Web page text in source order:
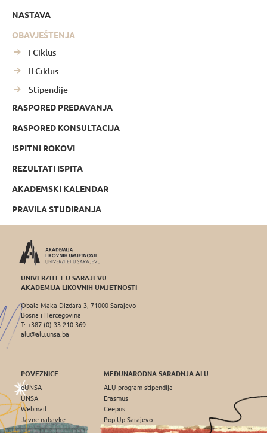
NASTAVA
OBAVJEŠTENJA
I Ciklus
II Ciklus
Stipendije
RASPORED PREDAVANJA
RASPORED KONSULTACIJA
ISPITNI ROKOVI
REZULTATI ISPITA
AKADEMSKI KALENDAR
PRAVILA STUDIRANJA
UNIVERZITET U SARAJEVU
AKADEMIJA LIKOVNIH UMJETNOSTI
Obala Maka Dizdara 3, 71000 Sarajevo
Bosna i Hercegovina
T: +387 (0) 33 210 369
alu@alu.unsa.ba
POVEZNICE
eUNSA
UNSA
Webmail
Javne nabavke
MEĐUNARODNA SARADNJA ALU
ALU program stipendija
Erasmus
Ceepus
Pop-Up Sarajevo